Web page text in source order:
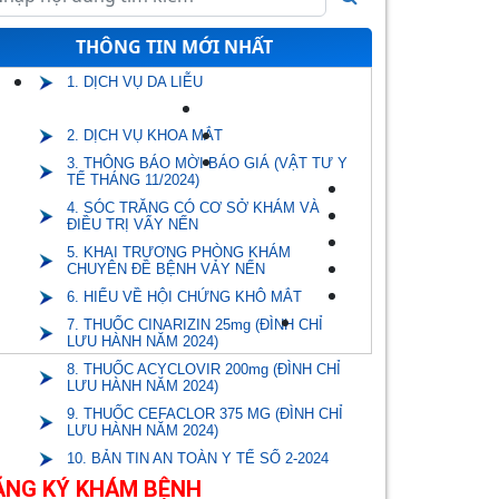
THÔNG TIN MỚI NHẤT
1. DỊCH VỤ DA LIỄU
2. DỊCH VỤ KHOA MẮT
3. THÔNG BÁO MỜI BÁO GIÁ (VẬT TƯ Y
TẾ THÁNG 11/2024)
4. SÓC TRĂNG CÓ CƠ SỞ KHÁM VÀ
ĐIỀU TRỊ VẨY NẾN
5. KHAI TRƯƠNG PHÒNG KHÁM
CHUYÊN ĐỀ BỆNH VẢY NẾN
6. HIỂU VỀ HỘI CHỨNG KHÔ MẮT
7. THUỐC CINARIZIN 25mg (ĐÌNH CHỈ
LƯU HÀNH NĂM 2024)
8. THUỐC ACYCLOVIR 200mg (ĐÌNH CHỈ
LƯU HÀNH NĂM 2024)
9. THUỐC CEFACLOR 375 MG (ĐÌNH CHỈ
LƯU HÀNH NĂM 2024)
10. BẢN TIN AN TOÀN Y TẾ SỐ 2-2024
KÝ KHÁM BỆNH